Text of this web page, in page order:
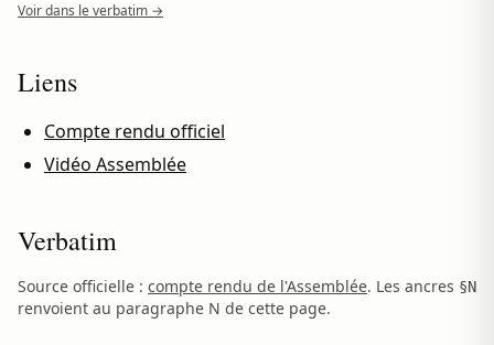
Voir dans le verbatim →
Liens
Compte rendu officiel
Vidéo Assemblée
Verbatim
Source officielle : compte rendu de l'Assemblée. Les ancres §N
renvoient au paragraphe N de cette page.